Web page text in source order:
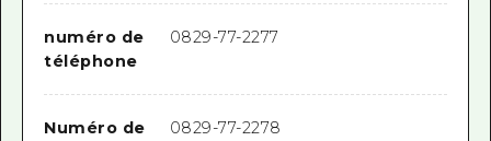
numéro de
téléphone
0829-77-2277
Numéro de
0829-77-2278